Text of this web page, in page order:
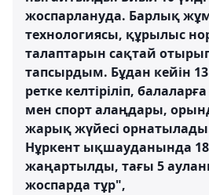
жоспарлануда. Барлық
технологиясы, құрылыс
талаптарын сақтай отырып
тапсырдым. Бұдан кейін
ретке келтіріліп,
мен спорт алаңдары,
жарық жүйесі
Нұркент ықшауданында 18
жаңартылды, тағы 5
жоспарда тұр",